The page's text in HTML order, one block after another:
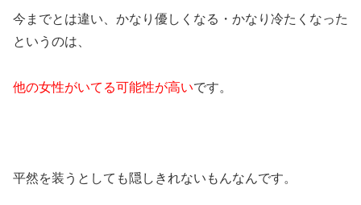
今までとは違い、かなり優しくなる・かなり冷たくなった
というのは、
他の女性がいてる可能性が高いです。
平然を装うとしても隠しきれないもんなんです。